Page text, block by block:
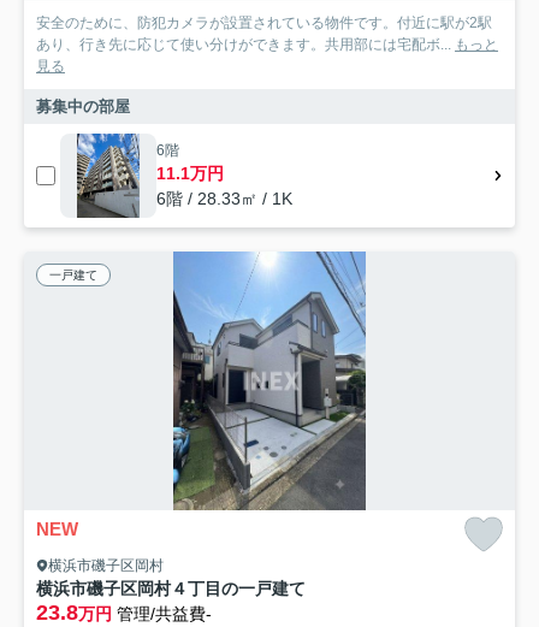
安全のために、防犯カメラが設置されている物件です。付近に駅が2駅
あり、行き先に応じて使い分けができます。共用部には宅配ボ... もっと
見る
募集中の部屋
6階
11.1万円
6階 / 28.33㎡ / 1K
一戸建て
NEW
横浜市磯子区岡村
横浜市磯子区岡村４丁目の一戸建て
23.8万円 管理/共益費-